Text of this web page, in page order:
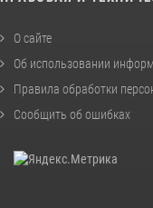
О сайте
Об использовании
Правила обработки
Сообщить об ошибках